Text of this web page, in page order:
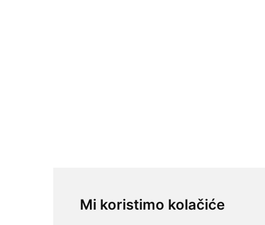
Mi koristimo kolačiće